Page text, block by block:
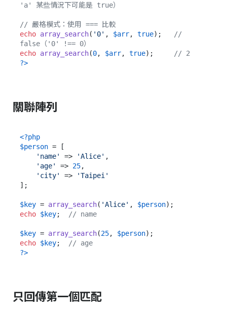
'a' 某些情況下可能是 true）
// 嚴格模式：使用 === 比較
echo array_search( '0' , $arr, true);
//
false（'0' !== 0）
echo array_search(0, $arr, true);
// 2
?>
關聯陣列
<?php
$person = [
'name'
=> 'Alice' ,
'age'
=> 25,
'city'
=>
'Taipei'
];
$key = array_search( 'Alice' , $person
echo $key; // name
$key = array_search(25, $person
echo $key;
// age
?>
只回傳第一個匹配